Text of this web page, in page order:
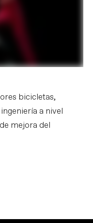
bicicletas,
a nivel
mejora del